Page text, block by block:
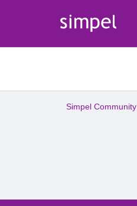
Simpel Community